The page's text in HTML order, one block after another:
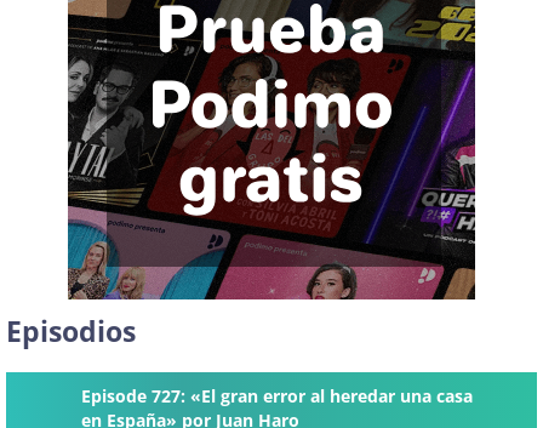
Episodios
Episode 727: «El gran error al heredar una casa
en España» por Juan Haro